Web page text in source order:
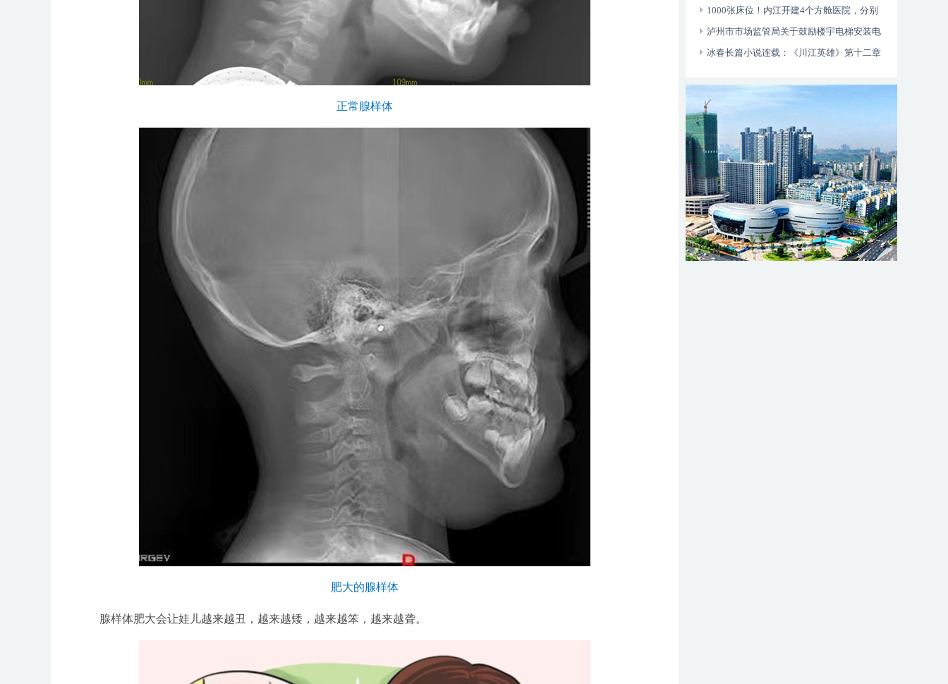
正常腺样体
肥大的腺样体
腺样体肥大会让娃儿越来越丑，越来越矮，越来越笨，越来越聋。
有，还可以······
1000张床位！内江开建4个方舱医院，分别
位于——
泸州市市场监管局关于鼓励楼宇电梯安装电
动自行车智能阻止系统的倡议书
冰春长篇小说连载：《川江英雄》第十二章